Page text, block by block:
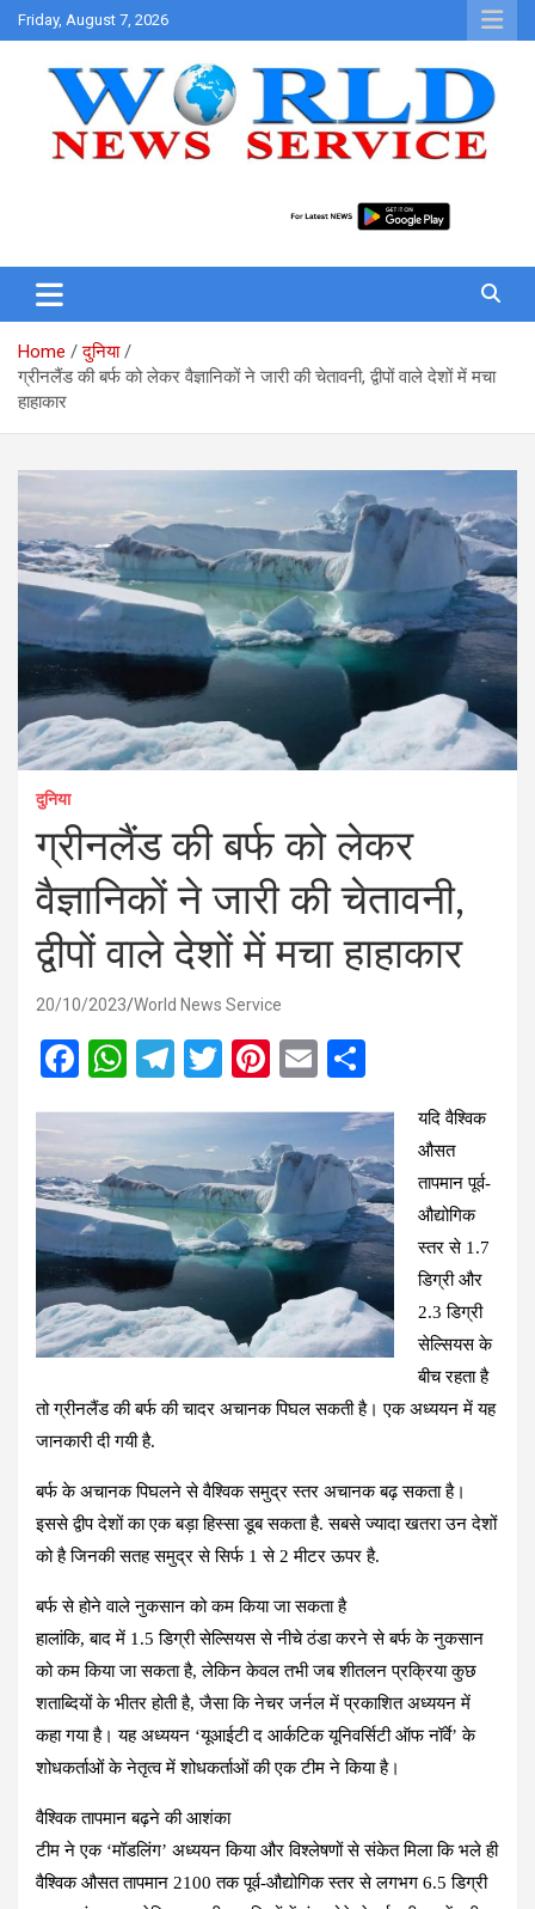
Skip
to
Friday, August 7, 2026
Home
दुनिया
ग्रीनलैंड की बर्फ को लेकर वैज्ञानिकों ने जारी की चेतावनी, द्वीपों वाले देशों में मचा
हाहाकार
दुनिया
ग्रीनलैंड की बर्फ को लेकर
वैज्ञानिकों ने जारी की चेतावनी,
द्वीपों वाले देशों में मचा हाहाकार
20/10/2023 World News Service
F
b
o
o
k
W
at
s
A
p
p
T
e
gr
a
m
T
er
Pi
er
es
t
E
ail ar
e
यदि वैश्विक
औसत
तापमान पूर्व-
औद्योगिक
स्तर से 1.7
डिग्री और
2.3 डिग्री
सेल्सियस के
बीच रहता है
तो ग्रीनलैंड की बर्फ की चादर अचानक पिघल सकती है। एक अध्ययन में यह
जानकारी दी गयी है.
बर्फ के अचानक पिघलने से वैश्विक समुद्र स्तर अचानक बढ़ सकता है।
इससे द्वीप देशों का एक बड़ा हिस्सा डूब सकता है. सबसे ज्यादा खतरा उन देशों
को है जिनकी सतह समुद्र से सिर्फ 1 से 2 मीटर ऊपर है.
बर्फ से होने वाले नुकसान को कम किया जा सकता है
हालांकि, बाद में 1.5 डिग्री सेल्सियस से नीचे ठंडा करने से बर्फ के नुकसान
को कम किया जा सकता है, लेकिन केवल तभी जब शीतलन प्रक्रिया कुछ
शताब्दियों के भीतर होती है, जैसा कि नेचर जर्नल में प्रकाशित अध्ययन में
कहा गया है। यह अध्ययन ‘यूआईटी द आर्कटिक यूनिवर्सिटी ऑफ नॉर्वे’ के
शोधकर्ताओं के नेतृत्व में शोधकर्ताओं की एक टीम ने किया है।
वैश्विक तापमान बढ़ने की आशंका
टीम ने एक ‘मॉडलिंग’ अध्ययन किया और विश्लेषणों से संकेत मिला कि भले ही
वैश्विक औसत तापमान 2100 तक पूर्व-औद्योगिक स्तर से लगभग 6.5 डिग्री